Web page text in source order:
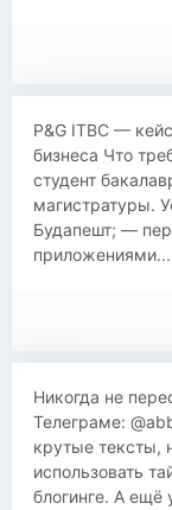
P&G ITBC —
бизнеса Что
студент
магистратуры.
Будапешт; —
приложениями...
Никогда не
Телеграме:
крутые тексты,
использовать
блогинге. А ещё